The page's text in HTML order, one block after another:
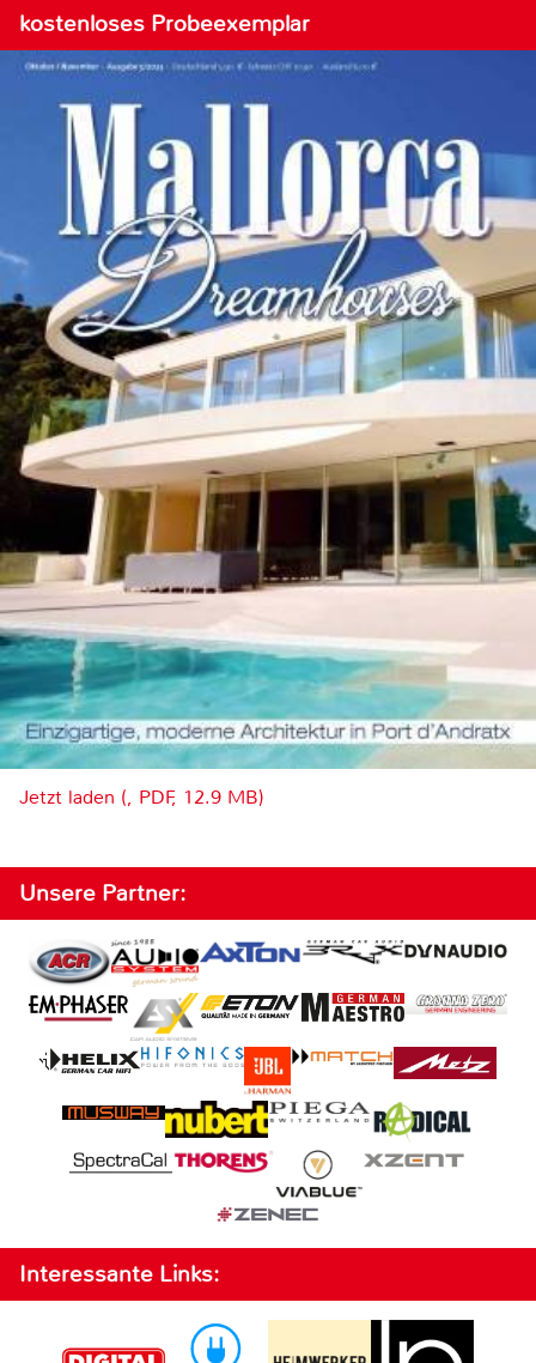
kostenloses Probeexemplar
Jetzt laden (, PDF, 12.9 MB)
Unsere Partner:
Interessante Links: